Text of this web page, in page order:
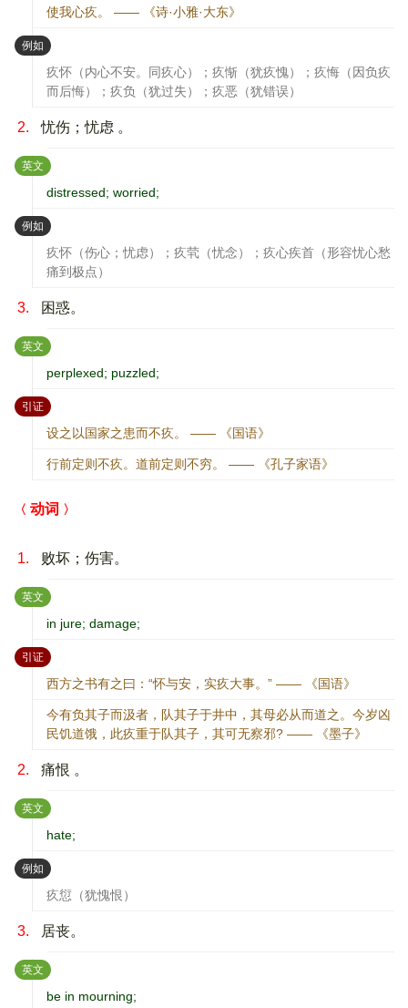
使我心疚。 —— 《诗·小雅·大东》
例如 ：
疚怀（内心不安。同疚心）；疚惭（犹疚愧）；疚悔（因负疚
而后悔）；疚负（犹过失）；疚恶（犹错误）
2. 忧伤；忧虑 。
英文 ：
distressed; worried;
例如 ：
疚怀（伤心；忧虑）；疚茕（忧念）；疚心疾首（形容忧心愁
痛到极点）
3. 困惑。
英文 ：
perplexed; puzzled;
引证：
设之以国家之患而不疚。 —— 《国语》
行前定则不疚。道前定则不穷。 —— 《孔子家语》
动词
1. 败坏；伤害。
英文 ：
in jure; damage;
引证：
西方之书有之曰：“怀与安，实疚大事。” —— 《国语》
今有负其子而汲者，队其子于井中，其母必从而道之。今岁凶
民饥道饿，此疚重于队其子，其可无察邪? —— 《墨子》
2. 痛恨 。
英文 ：
hate;
例如 ：
疚愆（犹愧恨）
3. 居丧。
英文 ：
be in mourning;